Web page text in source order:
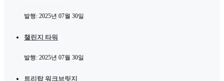
발행: 2025년 07월 30일
챌린지 타워
발행: 2025년 07월 30일
트리탑 워크브릿지